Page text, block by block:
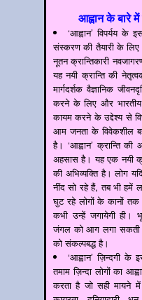
आह्वान के बारे में
‘आह्वान’ विपर्यय
संस्करण की तैयारी के लिए
नूतन क्रान्तिकारी
यह नयी क्रान्ति की
मार्गदर्शक वैज्ञानिक
करने के लिए और भारतीय
कायम करने के उद्देश्य से
आम जनता के विवेकशील
है। ‘आह्वान’ क्रान्ति
अहसास है। यह एक नयी
की अभिव्यक्ति है। लोग
नींद सो रहे हैं, तब भी हमें
घुट रहे लोगों के कानों तक
कभी उन्हें जगायेगी ही।
जंगल को आग लगा सकती
को संकल्पबद्ध है।
‘आह्वान’ ज़िन्दगी
तमाम ज़िन्दा लोगों का
करता है जो सही मायने में